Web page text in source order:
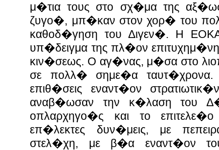
μ�τια τους στο σχ�μα της
ζυγο�, μπ�καν στον χορ� του
καθοδ�γηση του Διγεν�. Η
υπ�δειγμα της πλ�ον
κιν�σεως. Ο αγ�νας, μ�σα στο
σε πολλ� σημε�α ταυτ�χρονα.
επιθ�σεις εναντ�ον
αναβ�ωσαν την κ�λαση του
οπλαρχηγο�ς και το
επ�λεκτες δυν�μεις, με
στελ�χη, με β�α εναντ�ον